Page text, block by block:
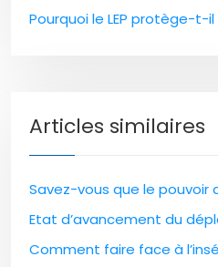
Pourquoi le LEP protège-t-
Articles similaires
Savez-vous que le
Etat d’avancement du
Comment faire face à